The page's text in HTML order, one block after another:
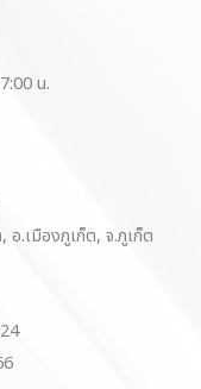
น.
.เมืองภูเก็ต, จ.ภูเก็ต